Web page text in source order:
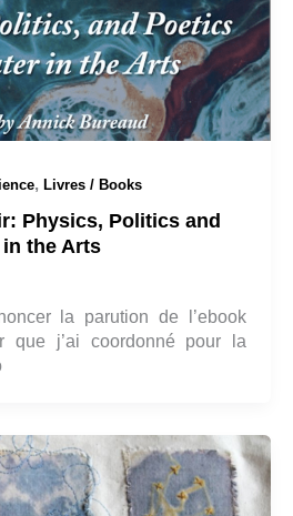
, Livres / Books
Physics, Politics and
the Arts
la parution de l’ebook
que j’ai coordonné pour la